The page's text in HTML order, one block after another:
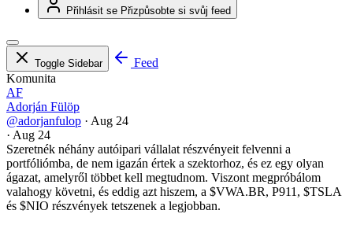
Přihlásit se Přizpůsobte si svůj feed
Toggle Sidebar
Feed
Komunita
AF
Adorján Fülöp
@adorjanfulop · Aug 24
· Aug 24
Szeretnék néhány autóipari vállalat részvényeit felvenni a
portfóliómba, de nem igazán értek a szektorhoz, és ez egy olyan
ágazat, amelyről többet kell megtudnom. Viszont megpróbálom
valahogy követni, és eddig azt hiszem, a $VWA.BR, P911, $TSLA
és $NIO részvények tetszenek a legjobban.